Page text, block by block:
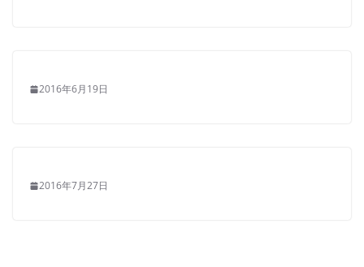
2016年6月19日
2016年7月27日